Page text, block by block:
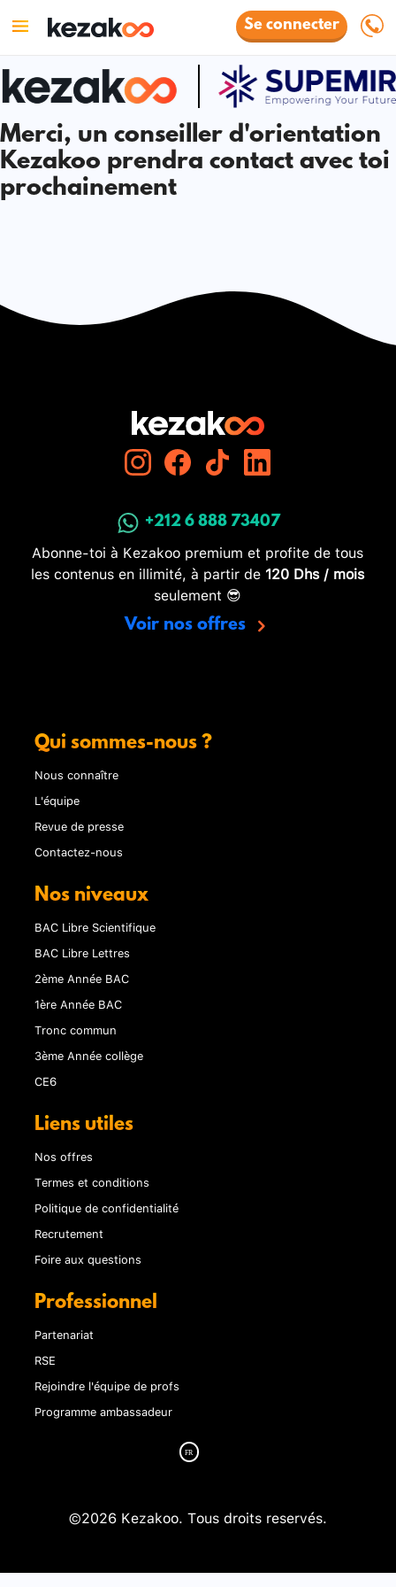
Se connecter
Merci, un conseiller d'orientation
Kezakoo prendra contact avec toi
prochainement
+212 6 888 73407
Abonne-toi à Kezakoo premium et profite de tous
les contenus en illimité, à partir de 120 Dhs / mois
seulement 😎
Voir nos offres
Qui sommes-nous ?
Nous connaître
L'équipe
Revue de presse
Contactez-nous
Nos niveaux
BAC Libre Scientifique
BAC Libre Lettres
2ème Année BAC
1ère Année BAC
Tronc commun
3ème Année collège
CE6
Liens utiles
Nos offres
Termes et conditions
Politique de confidentialité
Recrutement
Foire aux questions
Professionnel
Partenariat
RSE
Rejoindre l'équipe de profs
Programme ambassadeur
©2026 Kezakoo. Tous droits reservés.